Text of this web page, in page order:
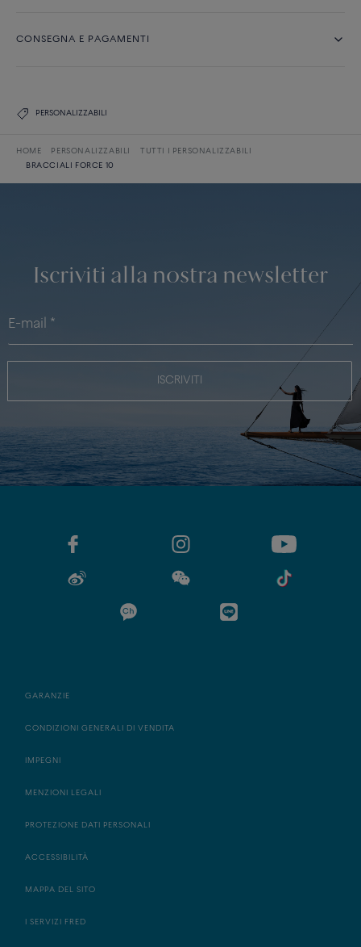
CONSEGNA E PAGAMENTI
PERSONALIZZABILI
HOME PERSONALIZZABILI
TUTTI I PERSONALIZZABILI
BRACCIALI FORCE 10
Iscriviti alla nostra newsletter
ISCRIVITI
GARANZIE
CONDIZIONI GENERALI DI VENDITA
IMPEGNI
MENZIONI LEGALI
PROTEZIONE DATI PERSONALI
ACCESSIBILITÀ
MAPPA DEL SITO
I SERVIZI FRED